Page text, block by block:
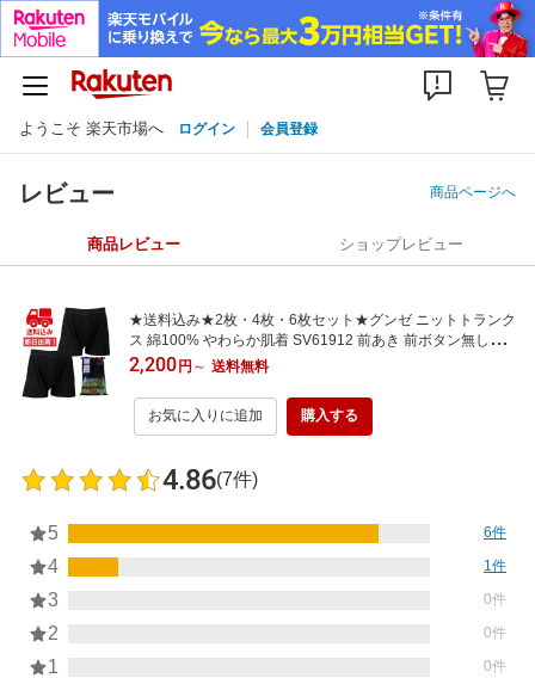
ようこそ 楽天市場へ ログイン 会員登録
レビュー 商品ページへ
商品レビュー ショップレビュー
★送料込み★2枚・4枚・6枚セット★グンゼ ニットトランク
ス 綿100% やわらか肌着 SV61912 前あき 前ボタン無し【2
枚セットはメール便！日時指定・代引・ギフト包装不可！】
2,200円 ～ 送料無料
お気に入りに追加 購入する
4.86(7件)
5 6件
4 1件
3 0件
2 0件
1 0件